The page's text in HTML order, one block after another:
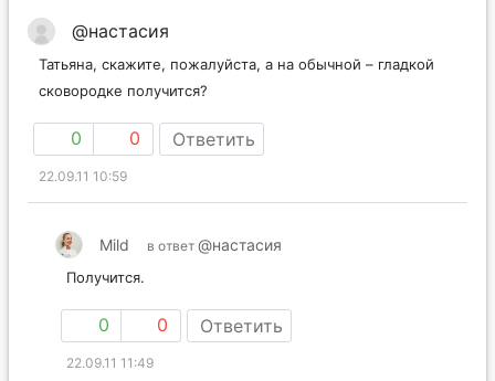
@настасия
Татьяна, скажите, пожалуйста, а на обычной – гладкой
сковородке получится?
0 0 Ответить
22.09.11 10:59
Mild в ответ @настасия
Получится.
0 0 Ответить
22.09.11 11:49